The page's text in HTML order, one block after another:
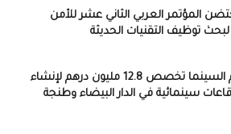
المؤتمر العربي الثاني عشر للأمن
توظيف التقنيات الحديثة
لجنة دعم السينما تخصص 12.8 مليون درهم لإنشاء
سينمائية في الدار البيضاء وطنجة